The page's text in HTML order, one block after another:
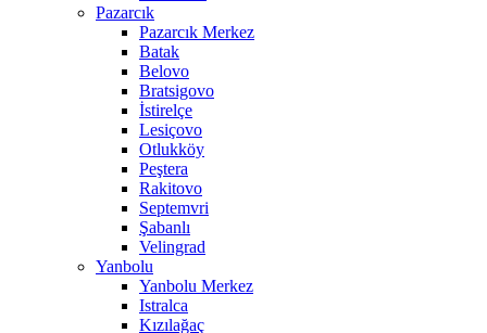
Pazarcık
Pazarcık Merkez
Batak
Belovo
Bratsigovo
İstirelçe
Lesiçovo
Otlukköy
Peştera
Rakitovo
Septemvri
Şabanlı
Velingrad
Yanbolu
Yanbolu Merkez
Istralca
Kızılağaç